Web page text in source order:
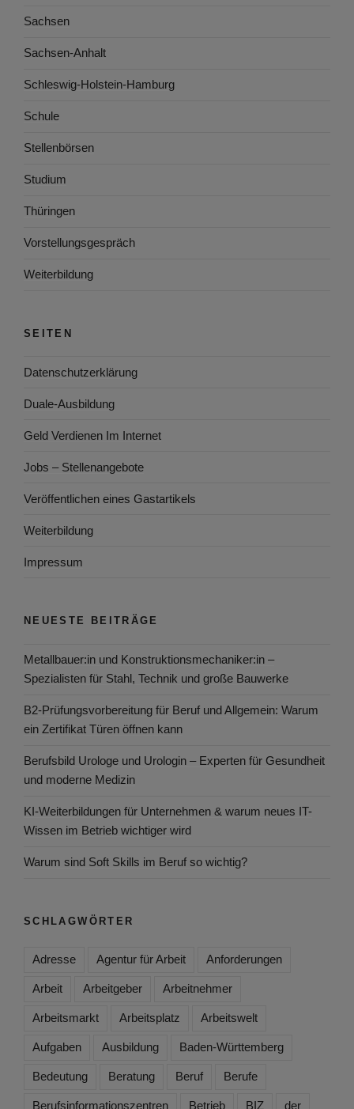
Sachsen
Sachsen-Anhalt
Schleswig-Holstein-Hamburg
Schule
Stellenbörsen
Studium
Thüringen
Vorstellungsgespräch
Weiterbildung
SEITEN
Datenschutzerklärung
Duale-Ausbildung
Geld Verdienen Im Internet
Jobs – Stellenangebote
Veröffentlichen eines Gastartikels
Weiterbildung
Impressum
NEUESTE BEITRÄGE
Metallbauer:in und Konstruktionsmechaniker:in –
Spezialisten für Stahl, Technik und große Bauwerke
B2-Prüfungsvorbereitung für Beruf und Allgemein: Warum
ein Zertifikat Türen öffnen kann
Berufsbild Urologe und Urologin – Experten für Gesundheit
und moderne Medizin
KI-Weiterbildungen für Unternehmen & warum neues IT-
Wissen im Betrieb wichtiger wird
Warum sind Soft Skills im Beruf so wichtig?
SCHLAGWÖRTER
Adresse Agentur für Arbeit Anforderungen
Arbeit Arbeitgeber Arbeitnehmer
Arbeitsmarkt Arbeitsplatz Arbeitswelt
Aufgaben Ausbildung Baden-Württemberg
Bedeutung Beratung Beruf Berufe
Berufsinformationszentren Betrieb BIZ der